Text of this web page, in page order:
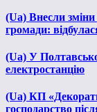
(Ua) Внесли
громади:
(Ua) У
електростанцію
(Ua) КП
господарство